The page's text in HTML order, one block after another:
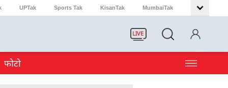
UPTak Sports Tak KisanTak MumbaiTak
LIVE
फोटो